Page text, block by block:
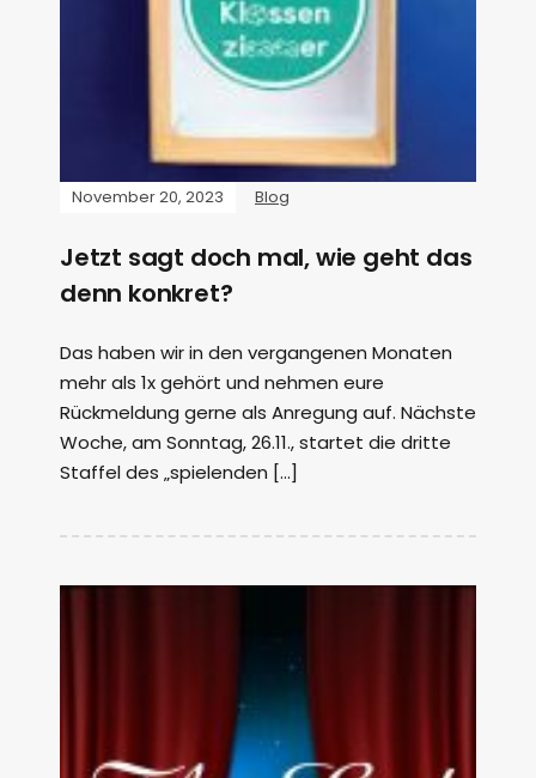
November 20, 2023 Blog
Jetzt sagt doch mal, wie geht das
denn konkret?
Das haben wir in den vergangenen Monaten
mehr als 1x gehört und nehmen eure
Rückmeldung gerne als Anregung auf. Nächste
Woche, am Sonntag, 26.11., startet die dritte
Staffel des „spielenden […]